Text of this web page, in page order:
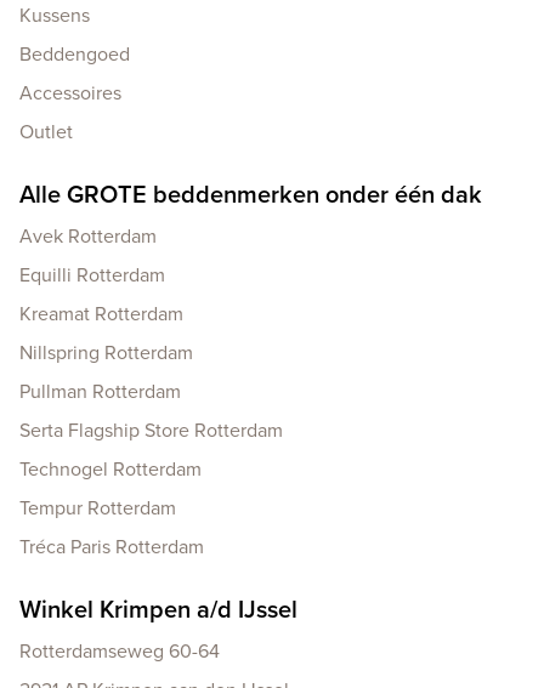
Kussens
Beddengoed
Accessoires
Outlet
Alle GROTE beddenmerken onder één dak
Avek Rotterdam
Equilli Rotterdam
Kreamat Rotterdam
Nillspring Rotterdam
Pullman Rotterdam
Serta Flagship Store Rotterdam
Technogel Rotterdam
Tempur Rotterdam
Tréca Paris Rotterdam
Winkel Krimpen a/d IJssel
Rotterdamseweg 60-64